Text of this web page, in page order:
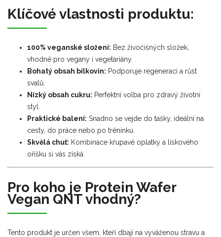
Klíčové vlastnosti produktu:
100% veganské složení: Bez živočišných složek,
vhodné pro vegany i vegetariány.
Bohatý obsah bílkovin: Podporuje regeneraci a růst
svalů.
Nízký obsah cukru: Perfektní volba pro zdravý životní
styl.
Praktické balení: Snadno se vejde do tašky, ideální na
cesty, do práce nebo po tréninku.
Skvělá chuť: Kombinace křupavé oplatky a lískového
oříšku si vás získá.
Pro koho je Protein Wafer
Vegan QNT vhodný?
Tento produkt je určen všem, kteří dbají na vyváženou stravu a